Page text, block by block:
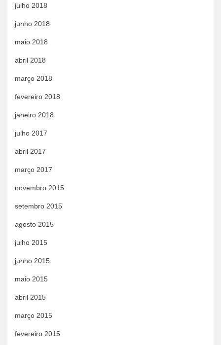
julho 2018
junho 2018
maio 2018
abril 2018
março 2018
fevereiro 2018
janeiro 2018
julho 2017
abril 2017
março 2017
novembro 2015
setembro 2015
agosto 2015
julho 2015
junho 2015
maio 2015
abril 2015
março 2015
fevereiro 2015